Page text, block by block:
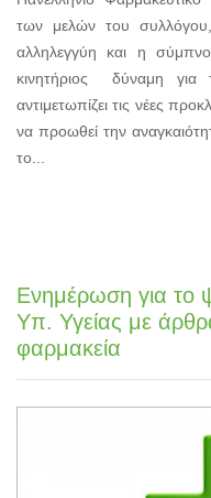
των μελών του
αλληλεγγύη και η
κινητήριος δύναμη
αντιμετωπίζει τις νέες
να προωθεί την
το...
Ενημέρωση για το
Υπ. Υγείας με
φαρμακεία